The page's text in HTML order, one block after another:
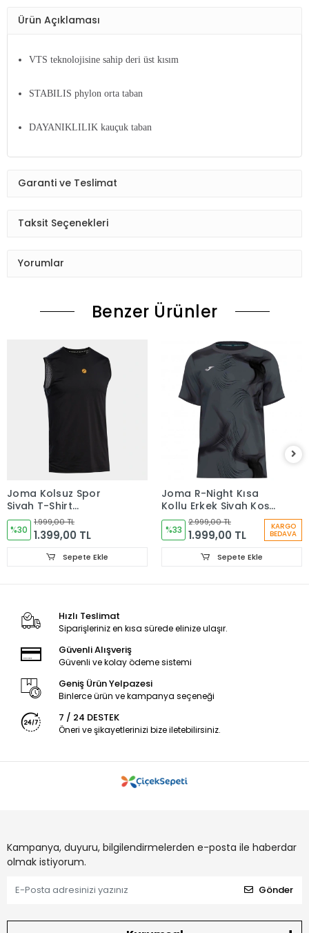
Ürün Açıklaması
VTS teknolojisine sahip deri üst kısım
STABILIS phylon orta taban
DAYANIKLILIK kauçuk taban
Garanti ve Teslimat
Taksit Seçenekleri
Yorumlar
Benzer Ürünler
Joma Kolsuz Spor
Siyah T-Shirt
104822.100
%30
1.999,00 TL
1.399,00 TL
Sepete Ekle
Joma R-Night Kısa
Kollu Erkek Siyah Koşu
Tişörtü 104716.110
%33
2.999,00 TL
1.999,00 TL
KARGO
BEDAVA
Sepete Ekle
Hızlı Teslimat
Siparişleriniz en kısa sürede elinize ulaşır.
Güvenli Alışveriş
Güvenli ve kolay ödeme sistemi
Geniş Ürün Yelpazesi
Binlerce ürün ve kampanya seçeneği
7 / 24 DESTEK
Öneri ve şikayetlerinizi bize iletebilirsiniz.
Kampanya, duyuru, bilgilendirmelerden e-posta ile haberdar
olmak istiyorum.
Gönder